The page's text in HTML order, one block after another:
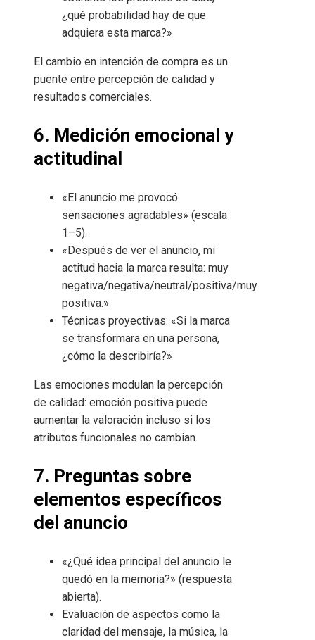
¿qué probabilidad hay de que
adquiera esta marca?»
El cambio en intención de compra es un
puente entre percepción de calidad y
resultados comerciales.
6. Medición emocional y
actitudinal
«El anuncio me provocó
sensaciones agradables» (escala
1–5).
«Después de ver el anuncio, mi
actitud hacia la marca resulta: muy
negativa/negativa/neutral/positiva/muy
positiva.»
Técnicas proyectivas: «Si la marca
se transformara en una persona,
¿cómo la describiría?»
Las emociones modulan la percepción
de calidad: emoción positiva puede
aumentar la valoración incluso si los
atributos funcionales no cambian.
7. Preguntas sobre
elementos específicos
del anuncio
«¿Qué idea principal del anuncio le
quedó en la memoria?» (respuesta
abierta).
Evaluación de aspectos como la
claridad del mensaje, la música, la